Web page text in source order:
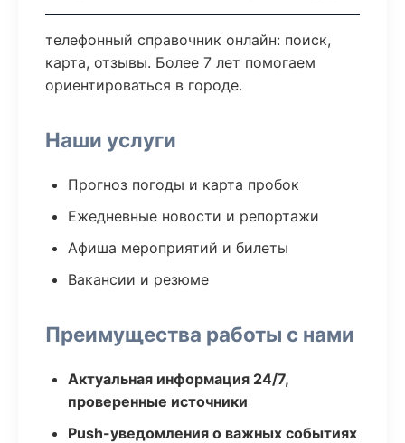
телефонный справочник онлайн: поиск,
карта, отзывы. Более 7 лет помогаем
ориентироваться в городе.
Наши услуги
Прогноз погоды и карта пробок
Ежедневные новости и репортажи
Афиша мероприятий и билеты
Вакансии и резюме
Преимущества работы с нами
Актуальная информация 24/7,
проверенные источники
Push-уведомления о важных событиях